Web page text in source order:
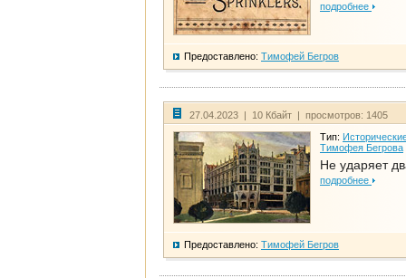
подробнее
Предоставлено: Тимофей Бегров
27.04.2023 | 10 Кбайт | просмотров: 1405
Тип:
Тимофея Бегрова
Не ударяет
подробнее
Предоставлено: Тимофей Бегров